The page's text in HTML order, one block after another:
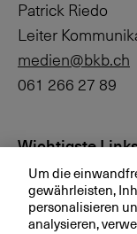
Patrick Riedo
Leiter
medien@bkb.ch
061 266 27 89
Wichtigste
Investor
Medien
Um die
gewährleisten,
personalisieren
analysieren,